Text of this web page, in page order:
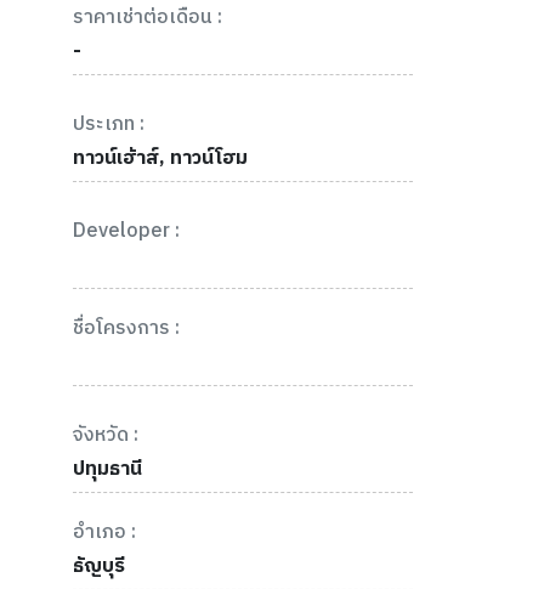
ราคาเช่าต่อเดือน :
-
ประเภท :
ทาวน์เฮ้าส์, ทาวน์โฮม
Developer :
ชื่อโครงการ :
จังหวัด :
ปทุมธานี
อำเภอ :
ธัญบุรี